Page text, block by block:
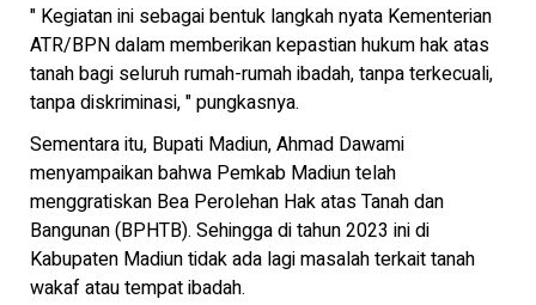
" Kegiatan ini sebagai bentuk langkah nyata Kementerian
ATR/BPN dalam memberikan kepastian hukum hak atas
tanah bagi seluruh rumah-rumah ibadah, tanpa terkecuali,
tanpa diskriminasi, " pungkasnya.
Sementara itu, Bupati Madiun, Ahmad Dawami
menyampaikan bahwa Pemkab Madiun telah
menggratiskan Bea Perolehan Hak atas Tanah dan
Bangunan (BPHTB). Sehingga di tahun 2023 ini di
Kabupaten Madiun tidak ada lagi masalah terkait tanah
wakaf atau tempat ibadah.